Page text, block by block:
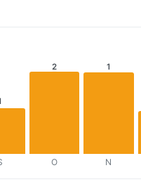
2
O
1
N